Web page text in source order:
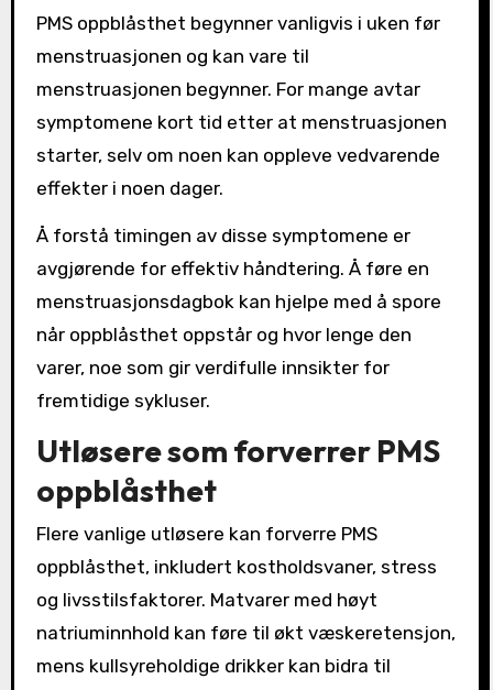
PMS oppblåsthet begynner vanligvis i uken før
menstruasjonen og kan vare til
menstruasjonen begynner. For mange avtar
symptomene kort tid etter at menstruasjonen
starter, selv om noen kan oppleve vedvarende
effekter i noen dager.
Å forstå timingen av disse symptomene er
avgjørende for effektiv håndtering. Å føre en
menstruasjonsdagbok kan hjelpe med å spore
når oppblåsthet oppstår og hvor lenge den
varer, noe som gir verdifulle innsikter for
fremtidige sykluser.
Utløsere som forverrer PMS
oppblåsthet
Flere vanlige utløsere kan forverre PMS
oppblåsthet, inkludert kostholdsvaner, stress
og livsstilsfaktorer. Matvarer med høyt
natriuminnhold kan føre til økt væskeretensjon,
mens kullsyreholdige drikker kan bidra til